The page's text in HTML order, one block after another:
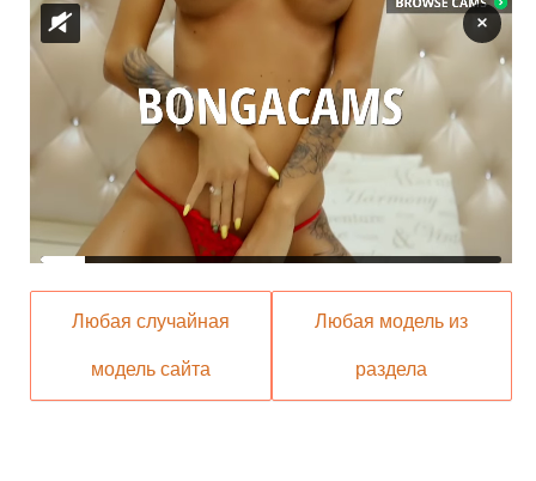
Любая случайная
модель сайта
Любая модель из
раздела